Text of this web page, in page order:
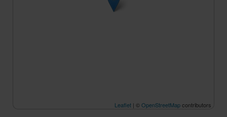
Leaflet | ©OpenStreetMapcontributors